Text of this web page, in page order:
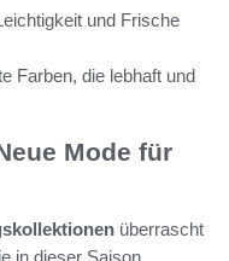
und Frische
Farben, die lebhaft und
Mode für
überrascht
in dieser Saison